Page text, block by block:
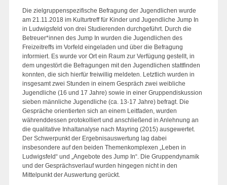
Die zielgruppenspezifische Befragung der Jugendlichen wurde
am 21.11.2018 im Kulturtreff für Kinder und Jugendliche Jump In
in Ludwigsfeld von drei Studierenden durchgeführt. Durch die
Betreuer*innen des Jump In wurden die Jugendlichen des
Freizeitreffs im Vorfeld eingeladen und über die Befragung
informiert. Es wurde vor Ort ein Raum zur Verfügung gestellt, in
dem ungestört die Befragungen mit den Jugendlichen stattfinden
konnten, die sich hierfür freiwillig meldeten. Letztlich wurden in
insgesamt zwei Stunden in einem Gespräch zwei weibliche
Jugendliche (16 und 17 Jahre) sowie in einer Gruppendiskussion
sieben männliche Jugendliche (ca. 13-17 Jahre) befragt. Die
Gespräche orientierten sich an einem Leitfaden, wurden
währenddessen protokolliert und anschließend in Anlehnung an
die qualitative Inhaltanalyse nach Mayring (2015) ausgewertet.
Der Schwerpunkt der Ergebnisauswertung lag dabei
insbesondere auf den beiden Themenkomplexen „Leben in
Ludwigsfeld“ und „Angebote des Jump In“. Die Gruppendynamik
und der Gesprächsverlauf wurden hingegen nicht in den
Mittelpunkt der Auswertung gerückt.